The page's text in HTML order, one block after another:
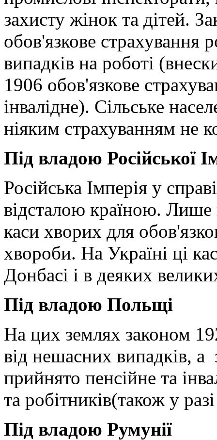
захисту жінок та дітей.
обов'язкове страхування
випадків на роботі
1906 обов'язкове
інвалідне). Сільське
ніяким страхуванням не
Під владою Російської
Російська Імперія у
відсталою країною. Лише
каси хворих для
хвороби. На Україні ці
Донбасі і в деяких
Під владою Польщі
На цих землях законом
від нешасних випадків, а
прийнято пенсійне та
та робітників(також у
Під владою Румунії